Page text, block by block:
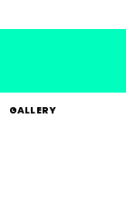
GALLERY